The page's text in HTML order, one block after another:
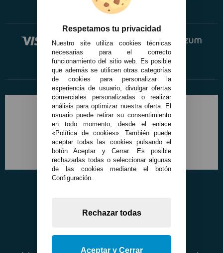
Respetamos tu privacidad
Nuestro site utiliza cookies técnicas
necesarias para el correcto
funcionamiento del sitio web. Es posible
que además se utilicen otras categorías
de cookies para personalizar la
experiencia de usuario, divulgar ofertas
comerciales personalizadas o realizar
análisis para optimizar nuestra oferta. El
usuario puede retirar su consentimiento
en todo momento, desde el enlace
«Política de cookies». También puede
aceptar todas las cookies pulsando el
botón Aceptar y Cerrar. Es posible
rechazarlas todas o seleccionar algunas
de las cookies mediante el botón
Configuración.
Rechazar todas
Aceptar y Cerrar